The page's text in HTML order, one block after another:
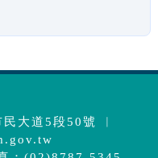
大道5段50號 ︱